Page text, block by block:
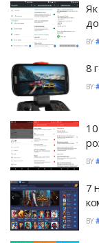
BY #
8
BY #
BY #
7
BY #